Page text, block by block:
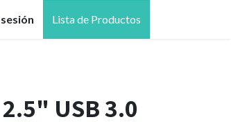
Lista de Productos
2.5" USB 3.0